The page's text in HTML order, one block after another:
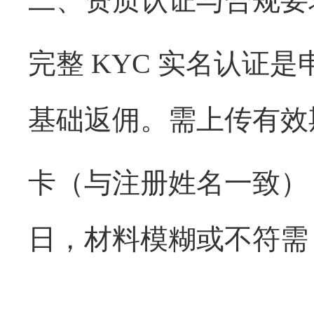
完整 KYC 实名认证是
基础返佣。需上传有
卡（与注册姓名一致
日，材料模糊或不符